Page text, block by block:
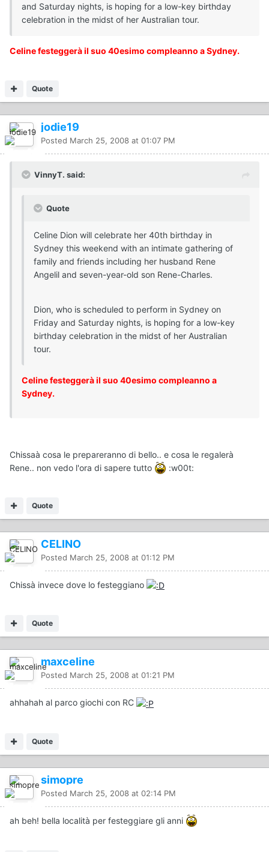
and Saturday nights, is hoping for a low-key birthday
celebration in the midst of her Australian tour.
Celine festeggerà il suo 40esimo compleanno a Sydney.
Quote
jodie19
Posted March 25, 2008 at 01:07 PM
VinnyT. said:
Quote
Celine Dion will celebrate her 40th birthday in
Sydney this weekend with an intimate gathering of
family and friends including her husband Rene
Angelil and seven-year-old son Rene-Charles.
Dion, who is scheduled to perform in Sydney on
Friday and Saturday nights, is hoping for a low-key
birthday celebration in the midst of her Australian
tour.
Celine festeggerà il suo 40esimo compleanno a
Sydney.
Chissaà cosa le prepareranno di bello.. e cosa le regalerà
Rene.. non vedo l'ora di sapere tutto
:w00t:
Quote
CELINO
Posted March 25, 2008 at 01:12 PM
Chissà invece dove lo festeggiano
Quote
maxceline
Posted March 25, 2008 at 01:21 PM
ahhahah al parco giochi con RC
Quote
simopre
Posted March 25, 2008 at 02:14 PM
ah beh! bella località per festeggiare gli anni